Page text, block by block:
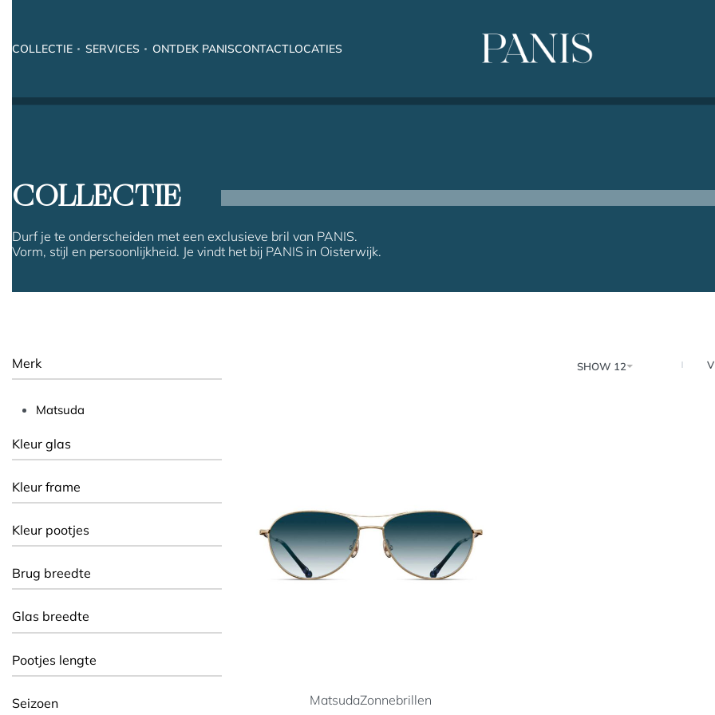
COLLECTIE SERVICES ONTDEK PANISCONTACTLOCATIES
COLLECTIE
Durf je te onderscheiden met een exclusieve bril van PANIS.
Vorm, stijl en persoonlijkheid. Je vindt het bij PANIS in Oisterwijk.
Merk
Matsuda
Kleur glas
Kleur frame
Kleur pootjes
Brug breedte
Glas breedte
Pootjes lengte
Seizoen
SHOW 12
MatsudaZonnebrillen